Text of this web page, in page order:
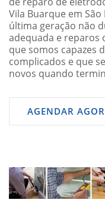
Vila Buarque em
última geração não
adequada e reparos
que somos capazes
complicados e que
novos quando
AGENDAR